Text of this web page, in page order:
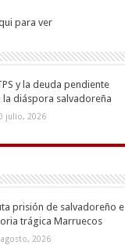
para ver
y la deuda pendiente
la diáspora salvadoreña
julio, 2026
prisión de salvadoreño e
trágica Marruecos
agosto, 2026